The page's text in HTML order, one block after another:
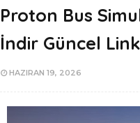
Proton Bus
İndir Güncel Link
HAZIRAN 19, 2026